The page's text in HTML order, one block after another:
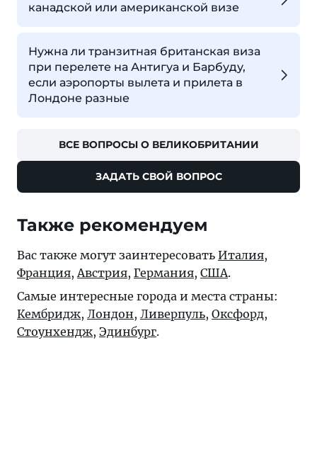
канадской или американской визе
Нужна ли транзитная британская виза
при перелете на Антигуа и Барбуду,
если аэропорты вылета и прилета в
Лондоне разные
ВСЕ ВОПРОСЫ О ВЕЛИКОБРИТАНИИ
ЗАДАТЬ СВОЙ ВОПРОС
Также рекомендуем
Вас также могут заинтересовать Италия,
Франция,Австрия, Германия, США.
Самые интересные города и места страны:
Кембридж, Лондон, Ливерпуль, Оксфорд,
Стоунхендж, Эдинбург.